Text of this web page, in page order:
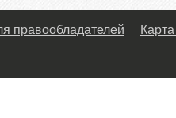
правообладателей